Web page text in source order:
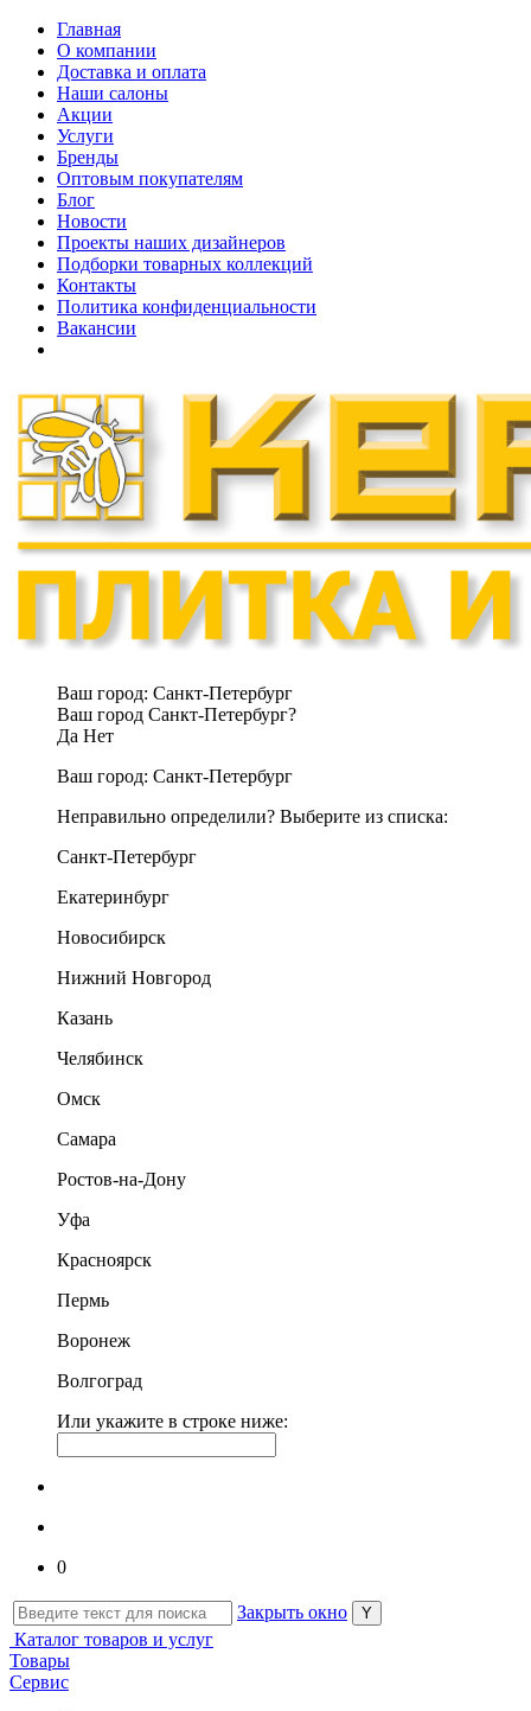
Главная
О компании
Доставка и оплата
Наши cалоны
Акции
Услуги
Бренды
Оптовым покупателям
Блог
Новости
Проекты наших дизайнеров
Подборки товарных коллекций
Контакты
Политика конфиденциальности
Вакансии
Ваш город: Санкт-Петербург
Ваш город Санкт-Петербург?
Да Нет
Ваш город: Санкт-Петербург
Неправильно определили? Выберите из списка:
Санкт-Петербург
Екатеринбург
Новосибирск
Нижний Новгород
Казань
Челябинск
Омск
Самара
Ростов-на-Дону
Уфа
Красноярск
Пермь
Воронеж
Волгоград
Или укажите в строке ниже:
0
Закрыть окно
Каталог товаров и услуг
Товары
Сервис